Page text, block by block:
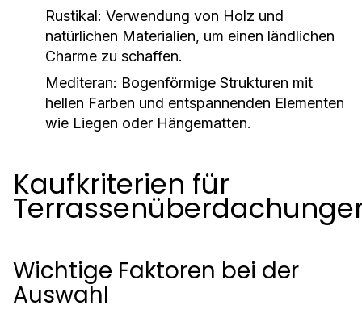
Rustikal: Verwendung von Holz und
natürlichen Materialien, um einen ländlichen
Charme zu schaffen.
Mediteran: Bogenförmige Strukturen mit
hellen Farben und entspannenden Elementen
wie Liegen oder Hängematten.
Kaufkriterien für
Wichtige Faktoren bei der
Auswahl